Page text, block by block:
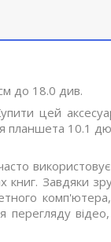
до 18.0 див.
цей
планшета 10.1
використовує
Завдяки
перегляду